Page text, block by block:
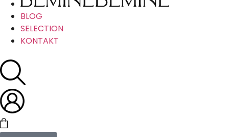
BLOG
SELECTION
KONTAKT